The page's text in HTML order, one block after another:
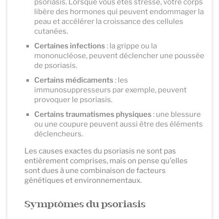
psoriasis. Lorsque vous êtes stressé, votre corps
libère des hormones qui peuvent endommager la
peau et accélérer la croissance des cellules
cutanées.
Certaines infections: la grippe ou la
mononucléose, peuvent déclencher une poussée
de psoriasis.
Certains médicaments: les
immunosuppresseurs par exemple, peuvent
provoquer le psoriasis.
Certains traumatismes physiques: une blessure
ou une coupure peuvent aussi être des éléments
déclencheurs.
Les causes exactes du psoriasis ne sont pas
entièrement comprises, mais on pense qu'elles
sont dues à une combinaison de facteurs
génétiques et environnementaux.
Symptômes du psoriasis